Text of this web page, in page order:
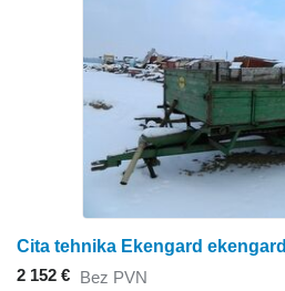
Cita tehnika Ekengard ekengard
2 152 € Bez PVN